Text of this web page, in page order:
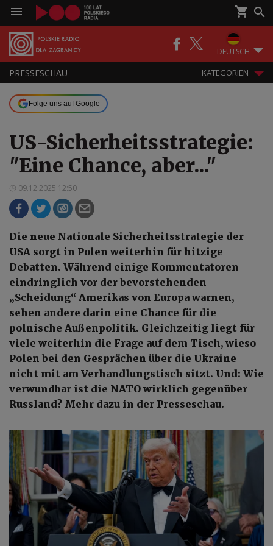
DEUTSCH
PRESSESCHAU KATEGORIEN
Folge uns auf Google
US-Sicherheitsstrategie:
"Eine Chance, aber..."
09.12.2025 12:50
Die neue Nationale Sicherheitsstrategie der
USA sorgt in Polen weiterhin für hitzige
Debatten. Während einige Kommentatoren
eindringlich vor der bevorstehenden
„Scheidung“ Amerikas von Europa warnen,
sehen andere darin eine Chance für die
polnische Außenpolitik. Gleichzeitig liegt für
viele weiterhin die Frage auf dem Tisch, wieso
Polen bei den Gesprächen über die Ukraine
nicht mit am Verhandlungstisch sitzt. Und: Wie
verwundbar ist die NATO wirklich gegenüber
Russland? Mehr dazu in der Presseschau.